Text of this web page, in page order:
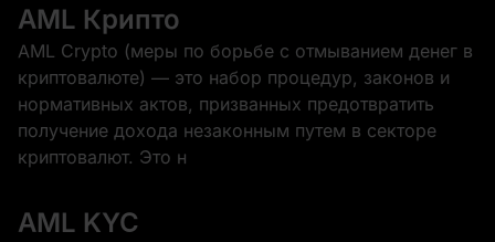
AML Крипто
AML Crypto (меры по борьбе с отмыванием денег в
криптовалюте) — это набор процедур, законов и
нормативных актов, призванных предотвратить
получение дохода незаконным путем в секторе
криптовалют. Это н
AML KYC